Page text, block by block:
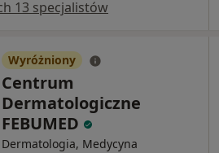
13 specjalistów
Wyróżniony
Centrum
Dermatologiczne
FEBUMED
Dermatologia, Medycyna